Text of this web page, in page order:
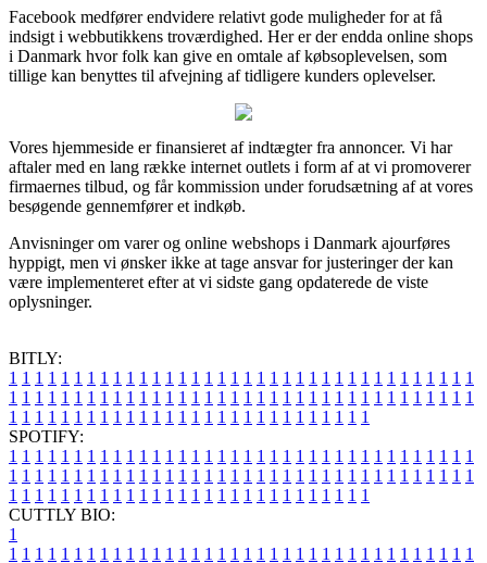
Facebook medfører endvidere relativt gode muligheder for at få
indsigt i webbutikkens troværdighed. Her er der endda online shops
i Danmark hvor folk kan give en omtale af købsoplevelsen, som
tillige kan benyttes til afvejning af tidligere kunders oplevelser.
Vores hjemmeside er finansieret af indtægter fra annoncer. Vi har
aftaler med en lang række internet outlets i form af at vi promoverer
firmaernes tilbud, og får kommission under forudsætning af at vores
besøgende gennemfører et indkøb.
Anvisninger om varer og online webshops i Danmark ajourføres
hyppigt, men vi ønsker ikke at tage ansvar for justeringer der kan
være implementeret efter at vi sidste gang opdaterede de viste
oplysninger.
BITLY:
1 1 1 1 1 1 1 1 1 1 1 1 1 1 1 1 1 1 1 1 1 1 1 1 1 1 1 1 1 1 1 1 1 1 1 1
1 1 1 1 1 1 1 1 1 1 1 1 1 1 1 1 1 1 1 1 1 1 1 1 1 1 1 1 1 1 1 1 1 1 1 1
1 1 1 1 1 1 1 1 1 1 1 1 1 1 1 1 1 1 1 1 1 1 1 1 1 1 1 1
SPOTIFY:
1 1 1 1 1 1 1 1 1 1 1 1 1 1 1 1 1 1 1 1 1 1 1 1 1 1 1 1 1 1 1 1 1 1 1 1
1 1 1 1 1 1 1 1 1 1 1 1 1 1 1 1 1 1 1 1 1 1 1 1 1 1 1 1 1 1 1 1 1 1 1 1
1 1 1 1 1 1 1 1 1 1 1 1 1 1 1 1 1 1 1 1 1 1 1 1 1 1 1 1
CUTTLY BIO:
1
1 1 1 1 1 1 1 1 1 1 1 1 1 1 1 1 1 1 1 1 1 1 1 1 1 1 1 1 1 1 1 1 1 1 1 1